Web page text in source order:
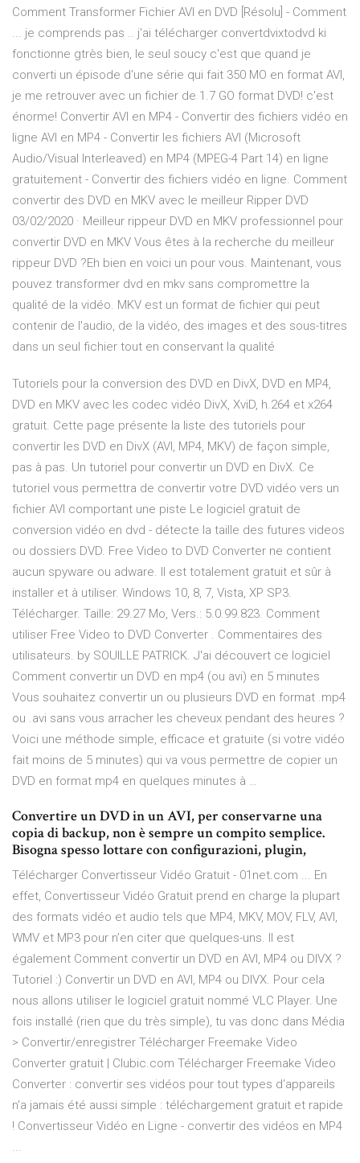
Comment Transformer Fichier AVI en DVD [Résolu] - Comment
... je comprends pas .. j'ai télécharger convertdvixtodvd ki
fonctionne gtrès bien, le seul soucy c'est que quand je
converti un épisode d'une série qui fait 350 MO en format AVI,
je me retrouver avec un fichier de 1.7 GO format DVD! c'est
énorme! Convertir AVI en MP4 - Convertir des fichiers vidéo en
ligne AVI en MP4 - Convertir les fichiers AVI (Microsoft
Audio/Visual Interleaved) en MP4 (MPEG-4 Part 14) en ligne
gratuitement - Convertir des fichiers vidéo en ligne. Comment
convertir des DVD en MKV avec le meilleur Ripper DVD
03/02/2020 · Meilleur rippeur DVD en MKV professionnel pour
convertir DVD en MKV Vous êtes à la recherche du meilleur
rippeur DVD ?Eh bien en voici un pour vous. Maintenant, vous
pouvez transformer dvd en mkv sans compromettre la
qualité de la vidéo. MKV est un format de fichier qui peut
contenir de l'audio, de la vidéo, des images et des sous-titres
dans un seul fichier tout en conservant la qualité
Tutoriels pour la conversion des DVD en DivX, DVD en MP4,
DVD en MKV avec les codec vidéo DivX, XviD, h.264 et x264
gratuit. Cette page présente la liste des tutoriels pour
convertir les DVD en DivX (AVI, MP4, MKV) de façon simple,
pas à pas. Un tutoriel pour convertir un DVD en DivX. Ce
tutoriel vous permettra de convertir votre DVD vidéo vers un
fichier AVI comportant une piste Le logiciel gratuit de
conversion vidéo en dvd - détecte la taille des futures videos
ou dossiers DVD. Free Video to DVD Converter ne contient
aucun spyware ou adware. Il est totalement gratuit et sûr à
installer et à utiliser. Windows 10, 8, 7, Vista, XP SP3.
Télécharger. Taille: 29.27 Mo, Vers.: 5.0.99.823. Comment
utiliser Free Video to DVD Converter . Commentaires des
utilisateurs. by SOUILLE PATRICK. J'ai découvert ce logiciel
Comment convertir un DVD en mp4 (ou avi) en 5 minutes
Vous souhaitez convertir un ou plusieurs DVD en format .mp4
ou .avi sans vous arracher les cheveux pendant des heures ?
Voici une méthode simple, efficace et gratuite (si votre vidéo
fait moins de 5 minutes) qui va vous permettre de copier un
DVD en format mp4 en quelques minutes à …
Convertire un DVD in un AVI, per conservarne una
copia di backup, non è sempre un compito semplice.
Bisogna spesso lottare con configurazioni, plugin,
Télécharger Convertisseur Vidéo Gratuit - 01net.com ... En
effet, Convertisseur Vidéo Gratuit prend en charge la plupart
des formats vidéo et audio tels que MP4, MKV, MOV, FLV, AVI,
WMV et MP3 pour n’en citer que quelques-uns. Il est
également Comment convertir un DVD en AVI, MP4 ou DIVX ?
Tutoriel :) Convertir un DVD en AVI, MP4 ou DIVX. Pour cela
nous allons utiliser le logiciel gratuit nommé VLC Player. Une
fois installé (rien que du très simple), tu vas donc dans Média
> Convertir/enregistrer Télécharger Freemake Video
Converter gratuit | Clubic.com Télécharger Freemake Video
Converter : convertir ses vidéos pour tout types d'appareils
n'a jamais été aussi simple : téléchargement gratuit et rapide
! Convertisseur Vidéo en Ligne - convertir des vidéos en MP4
...